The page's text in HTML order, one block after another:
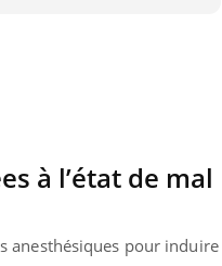
à l’état de mal
anesthésiques pour induire